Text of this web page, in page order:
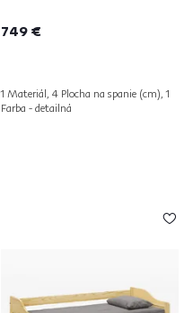
749 €
1 Materiál, 4 Plocha na spanie (cm), 1
Farba - detailná